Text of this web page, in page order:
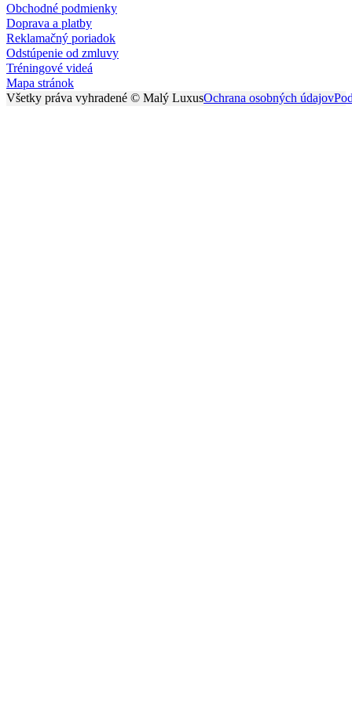
Obchodné podmienky
Doprava a platby
Reklamačný poriadok
Odstúpenie od zmluvy
Tréningové videá
Mapa stránok
Všetky práva vyhradené © Malý LuxusOchrana osobných údajov